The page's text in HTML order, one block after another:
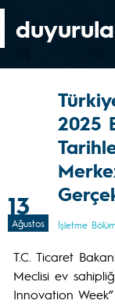
13
Ağustos
2025
İşletme
T.C. Ticaret
Meclisi ev
Innovation